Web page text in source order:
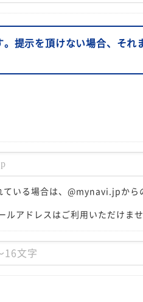
提示を頂けない場合、それ
ている場合は、@mynavi.jpから
アドレスはご利用いただけませ